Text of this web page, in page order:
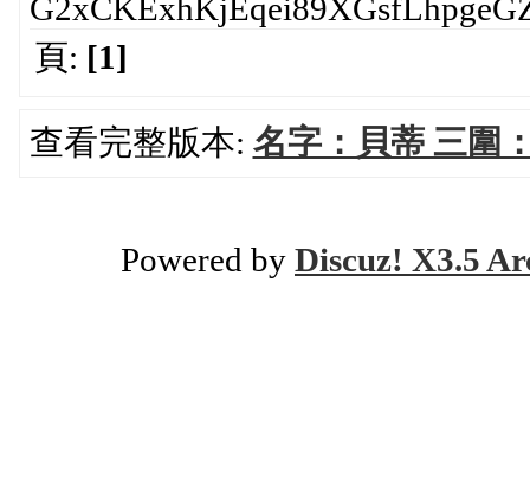
頁: [1]
查看完整版本: 名字：貝蒂 三圍
Powered by Discuz! X3.5